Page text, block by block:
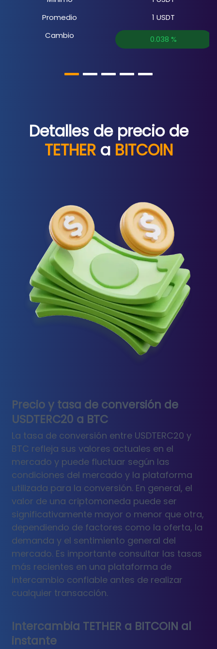
Promedio
Cambio
1 USDT
0.038 %
Detalles de precio de
TETHERa BITCOIN
Precio y tasa de conversión de
USDTERC20 a BTC
La tasa de conversión entre USDTERC20 y
BTC refleja sus valores actuales en el
mercado y puede fluctuar según las
condiciones del mercado y la plataforma
utilizada para la conversión. En general, el
valor de una criptomoneda puede ser
significativamente mayor o menor que otra,
dependiendo de factores como la oferta, la
demanda y el sentimiento general del
mercado. Es importante consultar las tasas
más recientes en una plataforma de
intercambio confiable antes de realizar
cualquier transacción.
Intercambia TETHER a BITCOIN al
instante